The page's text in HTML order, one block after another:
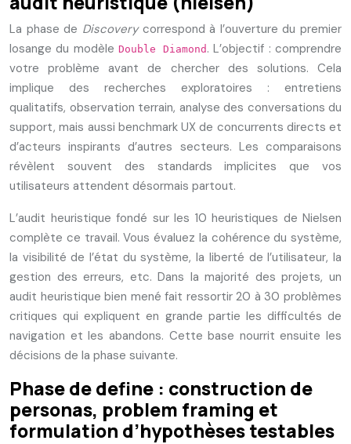
La phase de Discoverycorrespond à l’ouverture du premier
losange du modèle Double Diamond . L’objectif : comprendre
votre problème avant de chercher des solutions. Cela
implique des recherches exploratoires : entretiens
qualitatifs, observation terrain, analyse des conversations du
support, mais aussi benchmark UX de concurrents directs et
d’acteurs inspirants d’autres secteurs. Les comparaisons
révèlent souvent des standards implicites que vos
utilisateurs attendent désormais partout.
L’audit heuristique fondé sur les 10 heuristiques de Nielsen
complète ce travail. Vous évaluez la cohérence du système,
la visibilité de l’état du système, la liberté de l’utilisateur, la
gestion des erreurs, etc. Dans la majorité des projets, un
audit heuristique bien mené fait ressortir 20 à 30 problèmes
critiques qui expliquent en grande partie les difficultés de
navigation et les abandons. Cette base nourrit ensuite les
décisions de la phase suivante.
Phase de define : construction de
personas, problem framing et
formulation d’hypothèses testables